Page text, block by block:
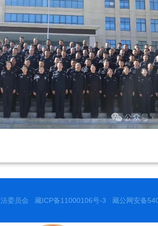
法委员会 藏ICP备11000106号-3 藏公网安备